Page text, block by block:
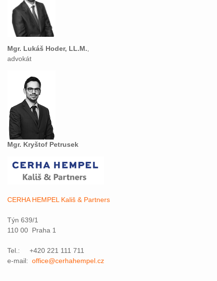
Mgr. Lukáš Hoder, LL.M.
advokát
Mgr. Kryštof Petrusek
CERHA HEMPEL Kališ & Partners
Týn 639/1
110 00 Praha 1
Tel.: +420 221 111 711
e-mail: office@cerhahempel.cz